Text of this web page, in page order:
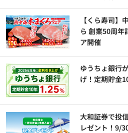
【くら寿司】
ら 創業50周年
ア開催
ゆうちょ銀行
げ！定期貯金
大和証券で投
レゼント！9/